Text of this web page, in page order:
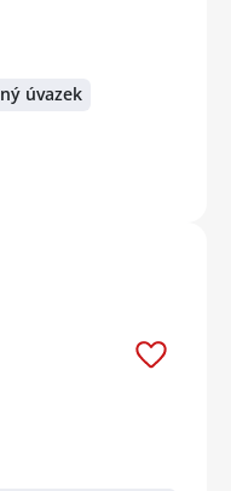
úvazek